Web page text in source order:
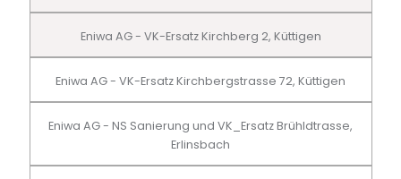
Eniwa AG - VK-Ersatz Kirchberg 2, Küttigen
Eniwa AG - VK-Ersatz Kirchbergstrasse 72, Küttigen
Eniwa AG - NS Sanierung und VK_Ersatz Brühldtrasse,
Erlinsbach